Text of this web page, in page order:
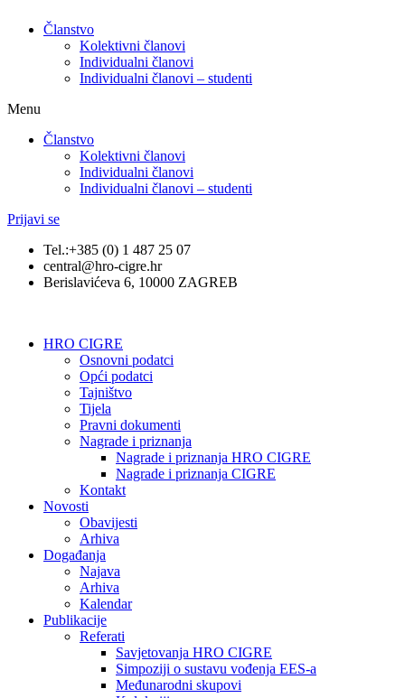
Članstvo
Kolektivni članovi
Individualni članovi
Individualni članovi – studenti
Menu
Članstvo
Kolektivni članovi
Individualni članovi
Individualni članovi – studenti
Prijavi se
Tel.:+385 (0) 1 487 25 07
central@hro-cigre.hr
Berislavićeva 6, 10000 ZAGREB
HRO CIGRE
Osnovni podatci​
Opći podatci
Tajništvo
Tijela
Pravni dokumenti
Nagrade i priznanja
Nagrade i priznanja HRO CIGRE
Nagrade i priznanja CIGRE
Kontakt
Novosti
Obavijesti
Arhiva
Događanja
Najava
Arhiva
Kalendar
Publikacije
Referati
Savjetovanja HRO CIGRE
Simpoziji o sustavu vođenja EES-a
Međunarodni skupovi